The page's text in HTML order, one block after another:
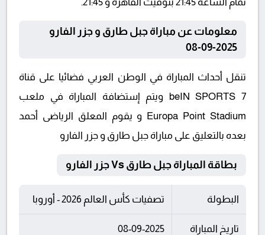
معلومات عن مباراة جبل طارق و جزر الفارو
2025-09-08
تنقل أحداث المباراة في الوطن العربي فضائيا على قناة
beIN SPORTS 7 ويتم إستضافة المباراة في ملعب
Europa Point Stadium و يقوم المعلق الرياضى أحمد
بعده بالتعليق على مباراة جبل طارق و جزر الفارو
بطاقة المباراة جبل طارق Vs جزر الفارو
البطولة تصفيات كأس العالم 2026 - أوروبا
تاريخ المباراة 08-09-2025